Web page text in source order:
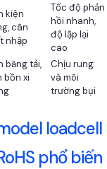
kiện
cân
nhập
Tốc độ phản
hồi nhanh,
độ lặp lại
cao
băng tải,
bồn xi
Chịu rung
và môi
trường bụi
loadcell
phổ biến